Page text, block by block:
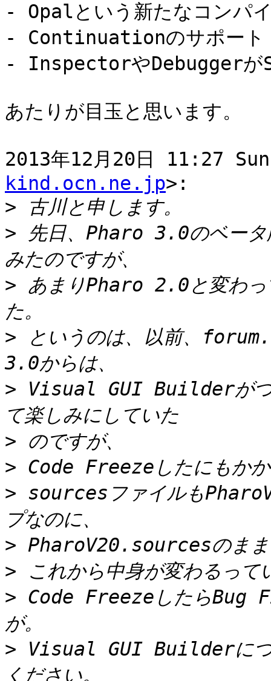
- Opalという新たなコンパ
- Continuationのサポート
- InspectorやDebuggerが
あたりが目玉と思います。
2013年12月20日 11:27
kind.ocn.ne.jp>:
>
> 先日、Pharo 3.0のベータ
> あまりPharo 2.0と変わっ
> というのは、以前、
> Visual GUI Builderがつ
>
>
> sourcesファイルも
>
>
> Code FreezeしたらBug
> Visual GUI Builderにつ